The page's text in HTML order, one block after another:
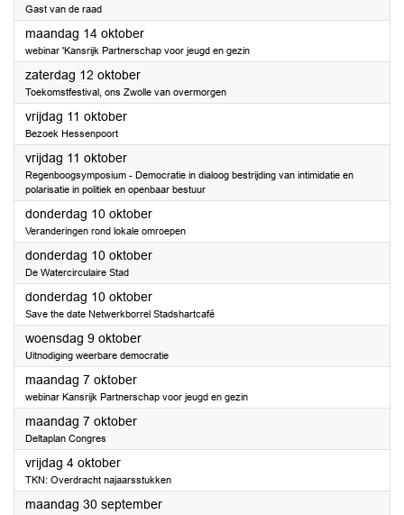
Gast van de raad
maandag 14 oktober2024
webinar 'Kansrijk Partnerschap voor jeugd en gezin
zaterdag 12 oktober2024
Toekomstfestival, ons Zwolle van overmorgen
vrijdag 11 oktober2024
Bezoek Hessenpoort
vrijdag 11 oktober2024
Regenboogsymposium - Democratie in dialoog bestrijding van intimidatie en
polarisatie in politiek en openbaar bestuur
donderdag 10 oktober2024
Veranderingen rond lokale omroepen
donderdag 10 oktober2024
De Watercirculaire Stad
donderdag 10 oktober2024
Save the date Netwerkborrel Stadshartcafé
woensdag 9 oktober2024
Uitnodiging weerbare democratie
maandag 7 oktober2024
webinar Kansrijk Partnerschap voor jeugd en gezin
maandag 7 oktober2024
Deltaplan Congres
vrijdag 4 oktober2024
TKN: Overdracht najaarsstukken
maandag 30 september2024